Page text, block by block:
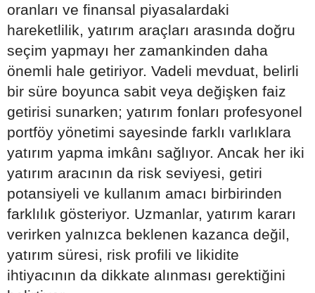
oranları ve finansal piyasalardaki
hareketlilik, yatırım araçları arasında doğru
seçim yapmayı her zamankinden daha
önemli hale getiriyor. Vadeli mevduat, belirli
bir süre boyunca sabit veya değişken faiz
getirisi sunarken; yatırım fonları profesyonel
portföy yönetimi sayesinde farklı varlıklara
yatırım yapma imkânı sağlıyor. Ancak her iki
yatırım aracının da risk seviyesi, getiri
potansiyeli ve kullanım amacı birbirinden
farklılık gösteriyor. Uzmanlar, yatırım kararı
verirken yalnızca beklenen kazanca değil,
yatırım süresi, risk profili ve likidite
ihtiyacının da dikkate alınması gerektiğini